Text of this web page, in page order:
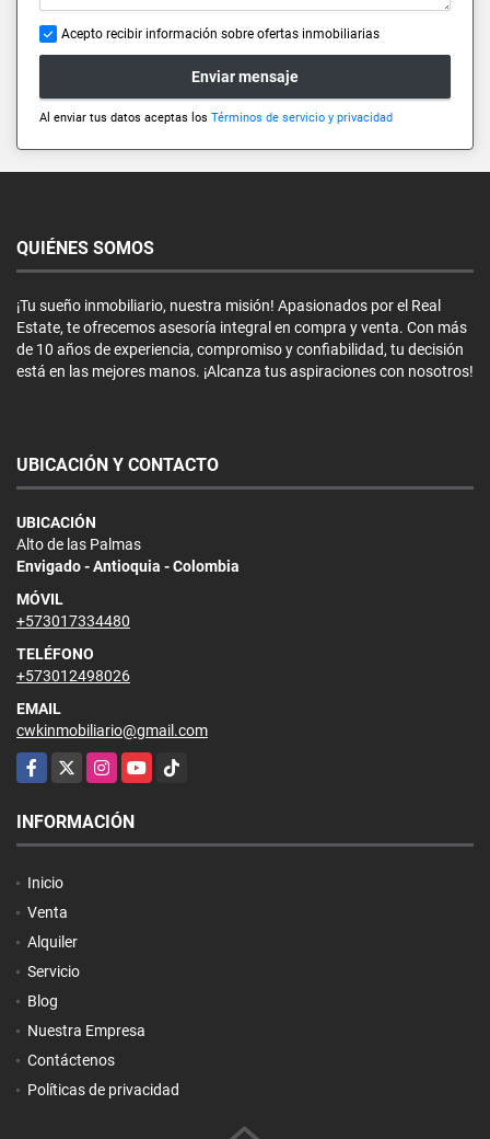
Acepto recibir información sobre ofertas inmobiliarias
Enviar mensaje
Al enviar tus datos aceptas los Términos de servicio y privacidad
QUIÉNES SOMOS
¡Tu sueño inmobiliario, nuestra misión! Apasionados por el Real
Estate, te ofrecemos asesoría integral en compra y venta. Con más
de 10 años de experiencia, compromiso y confiabilidad, tu decisión
está en las mejores manos. ¡Alcanza tus aspiraciones con nosotros!
UBICACIÓN Y CONTACTO
UBICACIÓN
Alto de las Palmas
Envigado - Antioquia - Colombia
MÓVIL
+573017334480
TELÉFONO
+573012498026
EMAIL
cwkinmobiliario@gmail.com
Facebook
X InstagramYouTubeTikTok
INFORMACIÓN
Inicio
Venta
Alquiler
Servicio
Blog
Nuestra Empresa
Contáctenos
Políticas de privacidad